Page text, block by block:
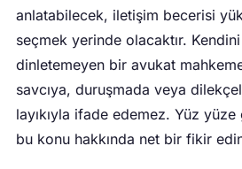
anlatabilecek, iletişim becerisi
seçmek yerinde olacaktır.
dinletemeyen bir avukat
savcıya, duruşmada veya
layıkıyla ifade edemez. Yüz yüze
bu konu hakkında net bir fikir